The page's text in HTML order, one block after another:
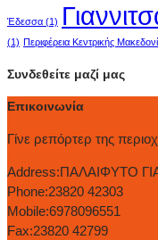
Έδεσσα (1)
(1) Περιφέρεια Κεντρικής
Συνδεθείτε μαζί μας
Επικοινωνία
Γίνε ρεπόρτερ της
Address:ΠΑΛΑΙΦΥΤΟ
Phone:23820 42303
Mobile:6978096551
Fax:23820 42799